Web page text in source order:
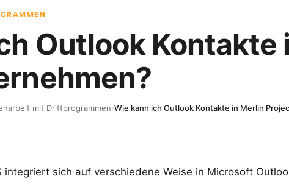
Outlook Kontakte
mit Drittprogrammen›Wie kann ich Outlook Kontakte in Merlin
integriert sich auf verschiedene Weise in Microsoft